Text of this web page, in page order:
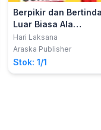
Berpikir dan
Luar Biasa Ala
Pebisnis Sukses
Dunia
Hari Laksana
Araska Publisher
Stok: 1/1